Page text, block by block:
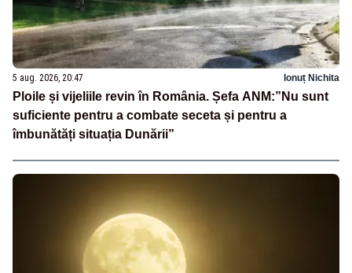
5 aug. 2026, 20:47 Ionuț Nichita
Ploile și vijeliile revin în România. Șefa ANM:”Nu sunt
suficiente pentru a combate seceta și pentru a
îmbunătăți situația Dunării”